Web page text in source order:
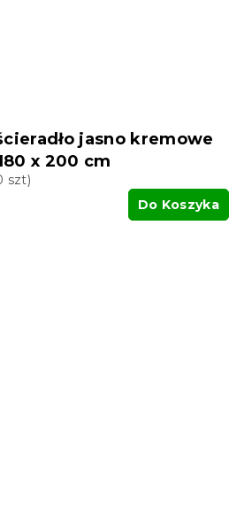
jasno kremowe
x 200 cm
szt)
Do Koszyka